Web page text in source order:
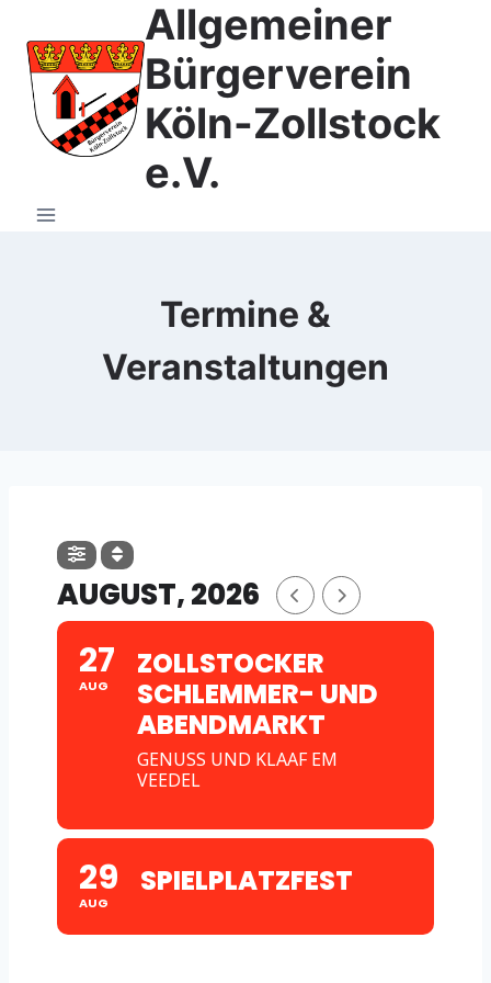
Inhalt
springen
Allgemeiner
Bürgerverein
Köln-Zollstock
e.V.
Termine &
Veranstaltungen
AUGUST, 2026
27
AUG
ZOLLSTOCKER
SCHLEMMER- UND
ABENDMARKT
GENUSS UND KLAAF EM
VEEDEL
29
AUG
SPIELPLATZFEST